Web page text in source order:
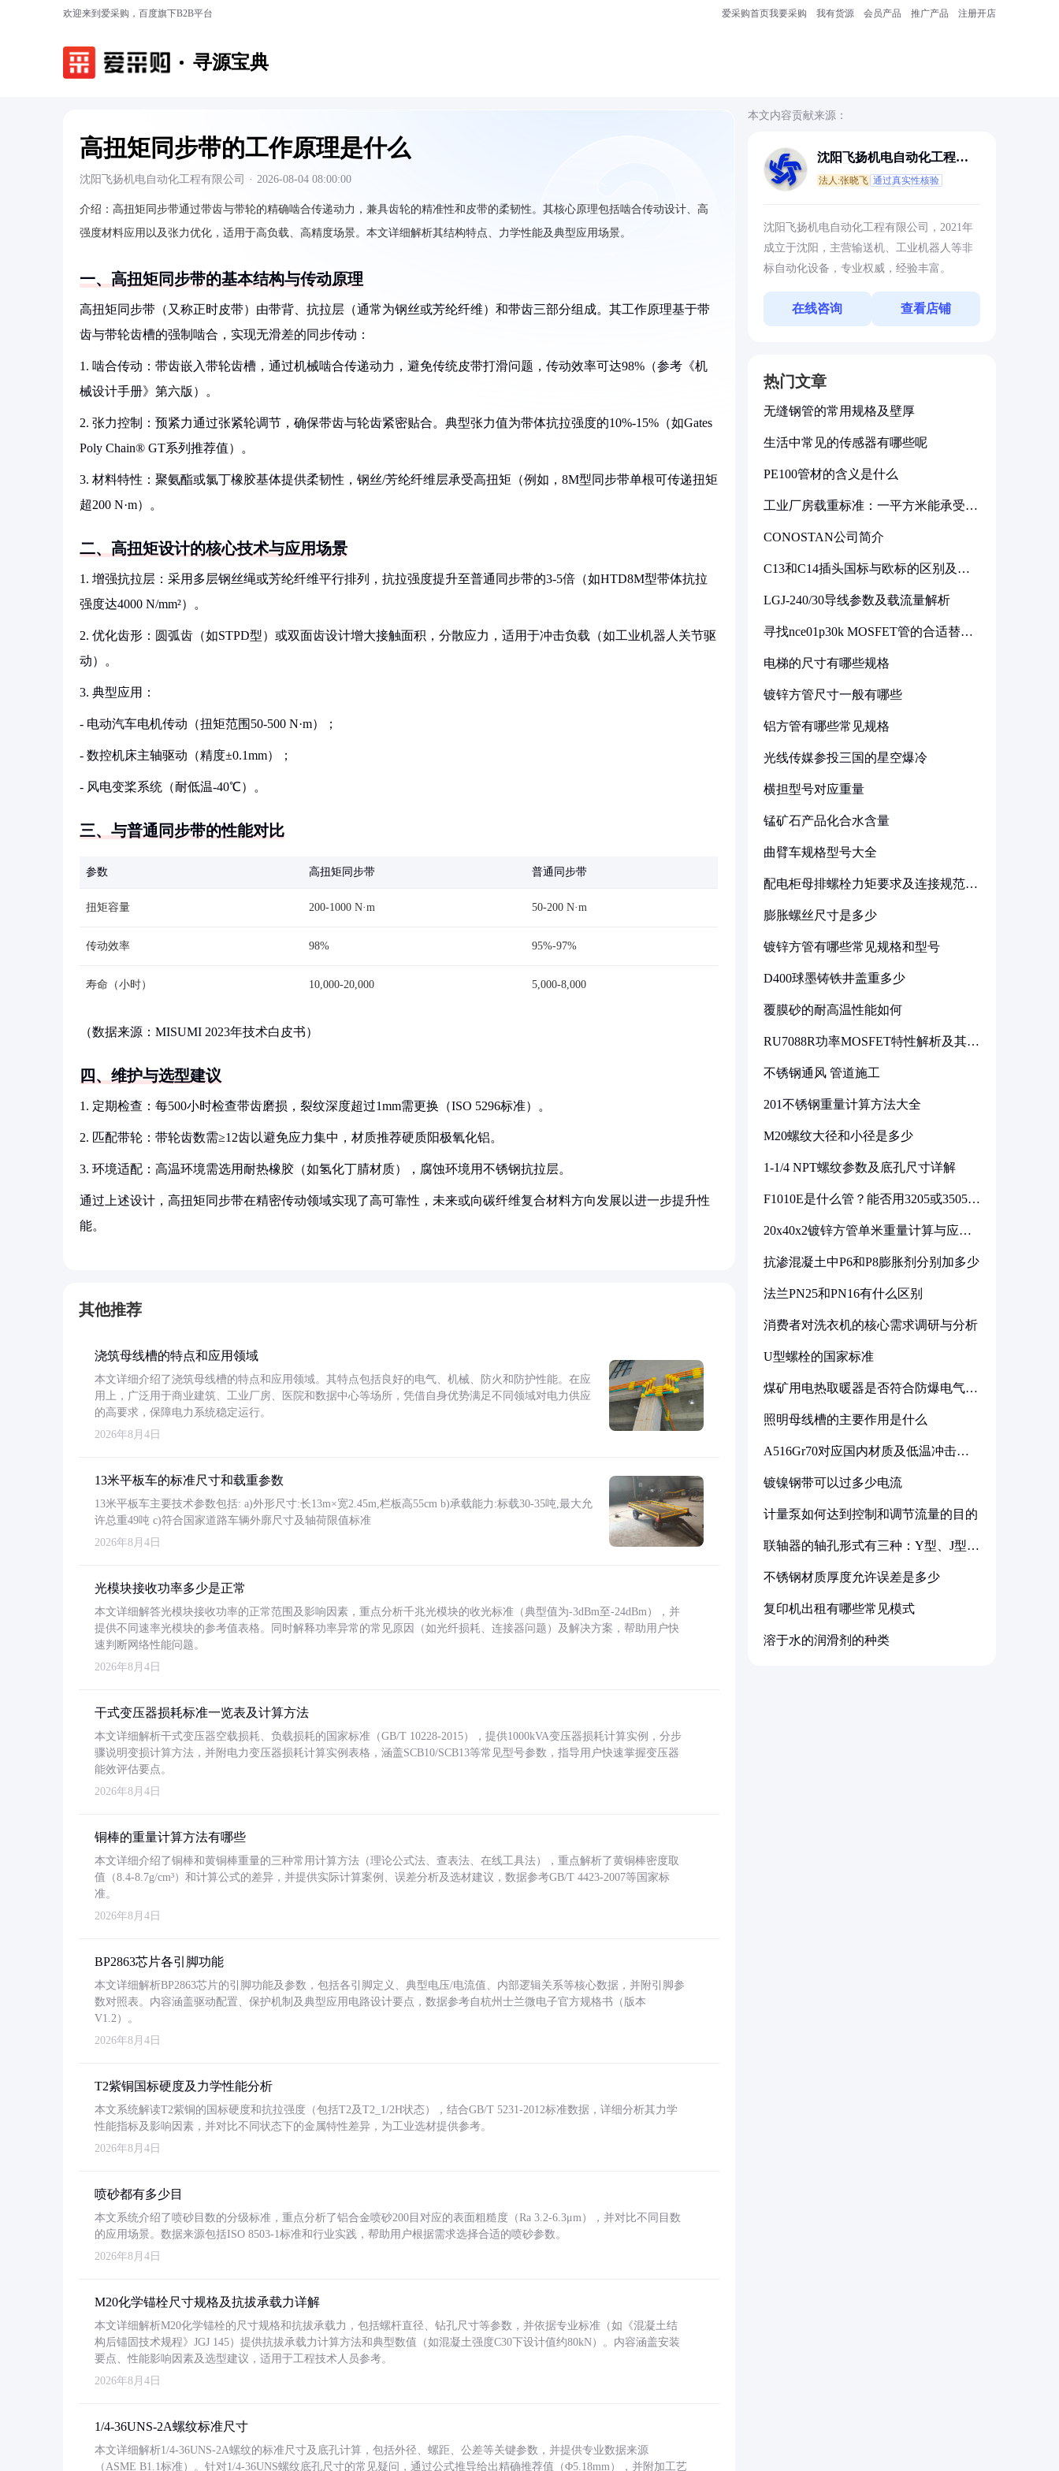
欢迎来到爱采购，百度旗下B2B平台 爱采购首页我要采购 我有货源 会员产品 推广产品 注册开店
寻源宝典
高扭矩同步带的工作原理是什么
沈阳飞扬机电自动化工程有限公司 · 2026-08-04 08:00:00
介绍： 高扭矩同步带通过带齿与带轮的精确啮合传递动力，兼具齿轮的精准性和皮带的柔韧性。其核心原理包括啮合传动设计、高
强度材料应用以及张力优化，适用于高负载、高精度场景。本文详细解析其结构特点、力学性能及典型应用场景。
一、高扭矩同步带的基本结构与传动原理
高扭矩同步带（又称正时皮带）由带背、抗拉层（通常为钢丝或芳纶纤维）和带齿三部分组成。其工作原理基于带
齿与带轮齿槽的强制啮合，实现无滑差的同步传动：
1. 啮合传动：带齿嵌入带轮齿槽，通过机械啮合传递动力，避免传统皮带打滑问题，传动效率可达98%（参考《机
械设计手册》第六版）。
2. 张力控制：预紧力通过张紧轮调节，确保带齿与轮齿紧密贴合。典型张力值为带体抗拉强度的10%-15%（如Gates
Poly Chain® GT系列推荐值）。
3. 材料特性：聚氨酯或氯丁橡胶基体提供柔韧性，钢丝/芳纶纤维层承受高扭矩（例如，8M型同步带单根可传递扭矩
超200 N·m）。
二、高扭矩设计的核心技术与应用场景
1. 增强抗拉层：采用多层钢丝绳或芳纶纤维平行排列，抗拉强度提升至普通同步带的3-5倍（如HTD8M型带体抗拉
强度达4000 N/mm²）。
2. 优化齿形：圆弧齿（如STPD型）或双面齿设计增大接触面积，分散应力，适用于冲击负载（如工业机器人关节驱
动）。
3. 典型应用：
- 电动汽车电机传动（扭矩范围50-500 N·m）；
- 数控机床主轴驱动（精度±0.1mm）；
- 风电变桨系统（耐低温-40℃）。
三、与普通同步带的性能对比
参数 高扭矩同步带 普通同步带
扭矩容量 200-1000 N·m 50-200 N·m
传动效率 98% 95%-97%
寿命（小时） 10,000-20,000 5,000-8,000
（数据来源：MISUMI 2023年技术白皮书）
四、维护与选型建议
1. 定期检查：每500小时检查带齿磨损，裂纹深度超过1mm需更换（ISO 5296标准）。
2. 匹配带轮：带轮齿数需≥12齿以避免应力集中，材质推荐硬质阳极氧化铝。
3. 环境适配：高温环境需选用耐热橡胶（如氢化丁腈材质），腐蚀环境用不锈钢抗拉层。
通过上述设计，高扭矩同步带在精密传动领域实现了高可靠性，未来或向碳纤维复合材料方向发展以进一步提升性
能。
其他推荐
浇筑母线槽的特点和应用领域
本文详细介绍了浇筑母线槽的特点和应用领域。其特点包括良好的电气、机械、防火和防护性能。在应
用上，广泛用于商业建筑、工业厂房、医院和数据中心等场所，凭借自身优势满足不同领域对电力供应
的高要求，保障电力系统稳定运行。
2026年8月4日
13米平板车的标准尺寸和载重参数
13米平板车主要技术参数包括: a)外形尺寸:长13m×宽2.45m,栏板高55cm b)承载能力:标载30-35吨,最大允
许总重49吨 c)符合国家道路车辆外廓尺寸及轴荷限值标准
2026年8月4日
光模块接收功率多少是正常
本文详细解答光模块接收功率的正常范围及影响因素，重点分析千兆光模块的收光标准（典型值为-3dBm至-24dBm），并
提供不同速率光模块的参考值表格。同时解释功率异常的常见原因（如光纤损耗、连接器问题）及解决方案，帮助用户快
速判断网络性能问题。
2026年8月4日
干式变压器损耗标准一览表及计算方法
本文详细解析干式变压器空载损耗、负载损耗的国家标准（GB/T 10228-2015），提供1000kVA变压器损耗计算实例，分步
骤说明变损计算方法，并附电力变压器损耗计算实例表格，涵盖SCB10/SCB13等常见型号参数，指导用户快速掌握变压器
能效评估要点。
2026年8月4日
铜棒的重量计算方法有哪些
本文详细介绍了铜棒和黄铜棒重量的三种常用计算方法（理论公式法、查表法、在线工具法），重点解析了黄铜棒密度取
值（8.4-8.7g/cm³）和计算公式的差异，并提供实际计算案例、误差分析及选材建议，数据参考GB/T 4423-2007等国家标
准。
2026年8月4日
BP2863芯片各引脚功能
本文详细解析BP2863芯片的引脚功能及参数，包括各引脚定义、典型电压/电流值、内部逻辑关系等核心数据，并附引脚参
数对照表。内容涵盖驱动配置、保护机制及典型应用电路设计要点，数据参考自杭州士兰微电子官方规格书（版本
V1.2）。
2026年8月4日
T2紫铜国标硬度及力学性能分析
本文系统解读T2紫铜的国标硬度和抗拉强度（包括T2及T2_1/2H状态），结合GB/T 5231-2012标准数据，详细分析其力学
性能指标及影响因素，并对比不同状态下的金属特性差异，为工业选材提供参考。
2026年8月4日
喷砂都有多少目
本文系统介绍了喷砂目数的分级标准，重点分析了铝合金喷砂200目对应的表面粗糙度（Ra 3.2-6.3μm），并对比不同目数
的应用场景。数据来源包括ISO 8503-1标准和行业实践，帮助用户根据需求选择合适的喷砂参数。
2026年8月4日
M20化学锚栓尺寸规格及抗拔承载力详解
本文详细解析M20化学锚栓的尺寸规格和抗拔承载力，包括螺杆直径、钻孔尺寸等参数，并依据专业标准（如《混凝土结
构后锚固技术规程》JGJ 145）提供抗拔承载力计算方法和典型数值（如混凝土强度C30下设计值约80kN）。内容涵盖安装
要点、性能影响因素及选型建议，适用于工程技术人员参考。
2026年8月4日
1/4-36UNS-2A螺纹标准尺寸
本文详细解析1/4-36UNS-2A螺纹的标准尺寸及底孔计算，包括外径、螺距、公差等关键参数，并提供专业数据来源
（ASME B1.1标准）。针对1/4-36UNS螺纹底孔尺寸的常见疑问，通过公式推导给出精确推荐值（Φ5.18mm），并附加工艺
本文内容贡献来源：
沈阳飞扬机电自动化工程有
法人:张晓飞 通过真实性核验
沈阳飞扬机电自动化工程有限公司，2021年
成立于沈阳，主营输送机、工业机器人等非
标自动化设备，专业权威，经验丰富。
在线咨询 查看店铺
热门文章
无缝钢管的常用规格及壁厚
生活中常见的传感器有哪些呢
PE100管材的含义是什么
工业厂房载重标准：一平方米能承受多
CONOSTAN公司简介
C13和C14插头国标与欧标的区别及其
LGJ-240/30导线参数及载流量解析
寻找nce01p30k MOSFET管的合适替代
电梯的尺寸有哪些规格
镀锌方管尺寸一般有哪些
铝方管有哪些常见规格
光线传媒参投三国的星空爆冷
横担型号对应重量
锰矿石产品化合水含量
曲臂车规格型号大全
配电柜母排螺栓力矩要求及连接规范详
膨胀螺丝尺寸是多少
镀锌方管有哪些常见规格和型号
D400球墨铸铁井盖重多少
覆膜砂的耐高温性能如何
RU7088R功率MOSFET特性解析及其在
不锈钢通风 管道施工
201不锈钢重量计算方法大全
M20螺纹大径和小径是多少
1-1/4 NPT螺纹参数及底孔尺寸详解
F1010E是什么管？能否用3205或3505代
20x40x2镀锌方管单米重量计算与应用
抗渗混凝土中P6和P8膨胀剂分别加多少
法兰PN25和PN16有什么区别
消费者对洗衣机的核心需求调研与分析
U型螺栓的国家标准
煤矿用电热取暖器是否符合防爆电气设
照明母线槽的主要作用是什么
A516Gr70对应国内材质及低温冲击要
镀镍钢带可以过多少电流
计量泵如何达到控制和调节流量的目的
联轴器的轴孔形式有三种：Y型、J型、
不锈钢材质厚度允许误差是多少
复印机出租有哪些常见模式
溶于水的润滑剂的种类